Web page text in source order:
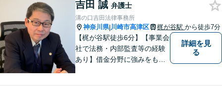
吉田 誠 弁護士
溝の口吉田法律事務所
神奈川県|川崎市高津区 梶が谷駅 から徒歩7分
【梶が谷駅徒歩6分】【事業会
社で法務・内部監査等の経験
あり】借金分野に強みをも
詳細を見
る